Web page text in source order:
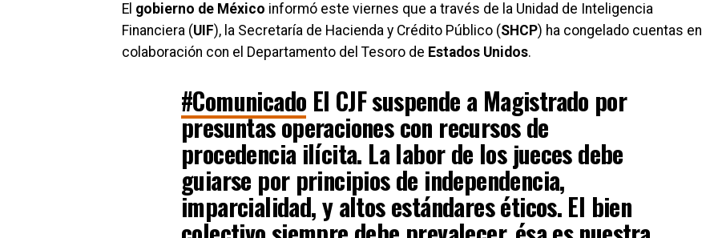
El gobierno de México informó este viernes que a través de la Unidad de Inteligencia
Financiera (UIF), la Secretaría de Hacienda y Crédito Público (SHCP) ha congelado cuentas en
colaboración con el Departamento del Tesoro de Estados Unidos.
#Comunicado El CJF suspende a Magistrado por
presuntas operaciones con recursos de
procedencia ilícita. La labor de los jueces debe
guiarse por principios de independencia,
imparcialidad, y altos estándares éticos. El bien